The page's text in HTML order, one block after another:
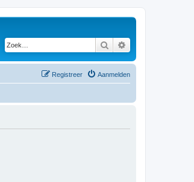
Zoek
Aanmelden
Registreer